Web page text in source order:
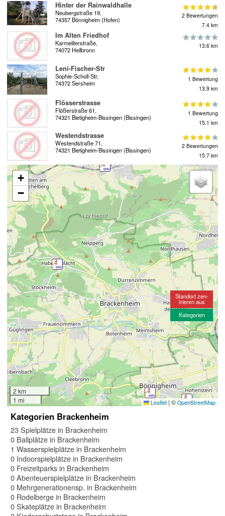
Hinter der Rainwaldhalle
Neubergstraße 19,
74357 Bönnigheim (Hofen)
2 Bewertungen
7.4 km
Im Alten Friedhof
Karmeliterstraße,
74072 Heilbronn
13.6 km
Leni-Fischer-Str
Sophie-Scholl-Str,
74372 Sersheim
1 Bewertung
13.9 km
Flösserstrasse
Flößerstraße 61,
74321 Bietigheim-Bissingen (Bissingen)
1 Bewertung
15.1 km
Westendstrasse
Westendstraße 71,
74321 Bietigheim-Bissingen (Bissingen)
2 Bewertungen
15.7 km
+
−
2 km
1 mi
Leaflet | © OpenStreetMap
Standort zen-
trieren aus
Kategorien
Kategorien Brackenheim
23 Spielplätze in Brackenheim
0 Ballplätze in Brackenheim
1 Wasserspielplätze in Brackenheim
0 Indoorspielplätze in Brackenheim
0 Freizeitparks in Brackenheim
0 Abenteuerspielplätze in Brackenheim
0 Mehrgenerationensp. in Brackenheim
0 Rodelberge in Brackenheim
0 Skateplätze in Brackenheim